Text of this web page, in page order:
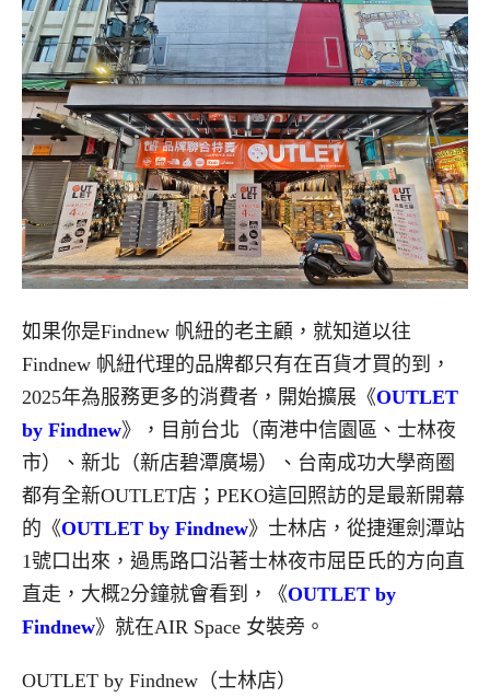
如果你是Findnew 帆紐的老主顧，就知道以往
Findnew 帆紐代理的品牌都只有在百貨才買的到，
2025年為服務更多的消費者，開始擴展《OUTLET
by Findnew》，目前台北（南港中信園區、士林夜
市）、新北（新店碧潭廣場）、台南成功大學商圈
都有全新OUTLET店；PEKO這回照訪的是最新開幕
的《OUTLET by Findnew》士林店，從捷運劍潭站
1號口出來，過馬路口沿著士林夜市屈臣氏的方向直
直走，大概2分鐘就會看到，《OUTLET by
Findnew》就在AIR Space 女裝旁。
OUTLET by Findnew（士林店）